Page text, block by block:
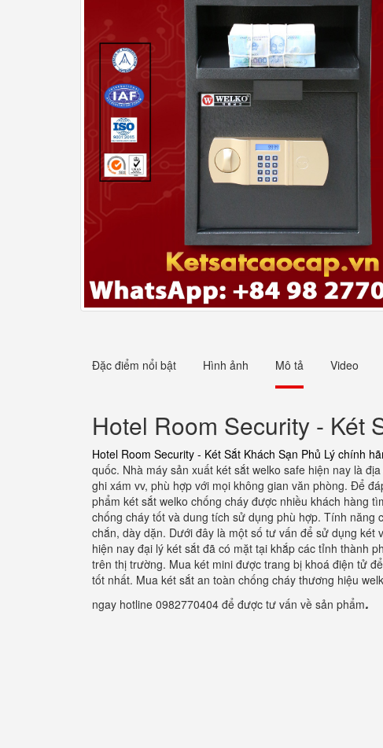
Đặc điểm nổi bật Hình ảnh Mô tả Video
Hotel Room Security - Két
Hotel Room Security - Két Sắt Khách Sạn Phủ Lý chính
quốc. Nhà máy sản xuất két sắt welko safe hiện nay là
ghi xám vv, phù hợp với mọi không gian văn phòng. Để
phẩm két sắt welko chống cháy được nhiều khách hàng
chống cháy tốt và dung tích sử dụng phù hợp. Tính
chắn, dày dặn. Dưới đây là một số tư vấn để sử dụng
hiện nay đại lý két sắt đã có mặt tại khắp các tỉnh thành
trên thị trường. Mua két mini được trang bị khoá điện tử
tốt nhất. Mua két sắt an toàn chống cháy thương hiệu
ngay hotline 0982770404 để được tư vấn về sản phẩm.